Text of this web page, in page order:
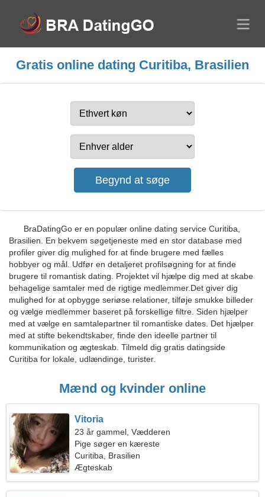
Gratis online dating Curitiba, Brasilien
BraDatingGo er en populær online dating service Curitiba,
Brasilien. En bekvem søgetjeneste med en stor database med
profiler giver dig mulighed for at finde brugere med fælles
hobbyer og mål. Udfør en detaljeret profilsøgning for at finde
brugere til romantisk dating. Projektet vil hjælpe dig med at skabe
behagelige samtaler med de rigtige medlemmer.Det giver dig
mulighed for at opbygge seriøse relationer, tilføje smukke billeder
og vælge medlemmer baseret på forskellige filtre. Siden hjælper
med at vælge en samtalepartner til romantiske dates. Det hjælper
med at stifte bekendtskaber, finde den ideelle partner til
kommunikation og ægteskab. Tilmeld dig gratis datingside
Curitiba for lokale, udlændinge, turister.
Mænd og kvinder online
Vitoria
23 år gammel, Vædderen
Pige søger en kæreste
Curitiba, Brasilien
Ægteskab